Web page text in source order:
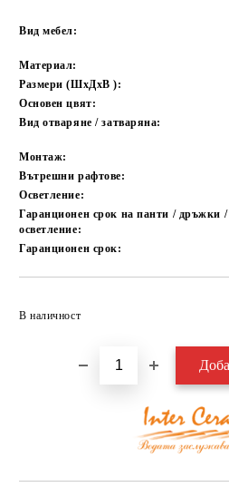
Вид мебел:
Материал:
Размери (ШxДxВ ):
Основен цвят:
Вид отваряне / затваряна:
Монтаж:
Вътрешни рафтове:
Осветление:
Гаранционен срок на панти / дръжки /
осветление:
Гаранционен срок:
В наличност